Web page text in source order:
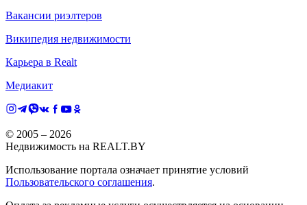
Вакансии риэлтеров
Википедия недвижимости
Карьера в Realt
Медиакит
© 2005 – 2026
Недвижимость на REALT.BY
Использование портала означает принятие условий
Пользовательского соглашения.